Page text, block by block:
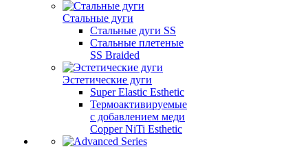
Стальные дуги
Стальные дуги SS
Стальные плетеные
SS Braided
Эстетические дуги
Super Elastic Esthetic
Термоактивируемые
с добавлением меди
Copper NiTi Esthetic